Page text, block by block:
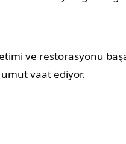
ve restorasyonu
vaat ediyor.